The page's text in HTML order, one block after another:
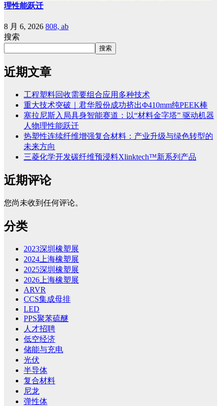
理性能跃迁
8 月 6, 2026 808, ab
搜索
搜索
近期文章
工程塑料回收需要组合应用多种技术
重大技术突破｜君华股份成功挤出Φ410mm纯PEEK棒
塞拉尼斯入局具身智能赛道：以“材料金字塔” 驱动机器
人物理性能跃迁
热塑性连续纤维增强复合材料：产业升级与绿色转型的
未来方向
三菱化学开发碳纤维预浸料Xlinktech™新系列产品
近期评论
您尚未收到任何评论。
分类
2023深圳橡塑展
2024上海橡塑展
2025深圳橡塑展
2026上海橡塑展
ARVR
CCS集成母排
LED
PPS聚苯硫醚
人才招聘
低空经济
储能与充电
光伏
半导体
复合材料
尼龙
弹性体